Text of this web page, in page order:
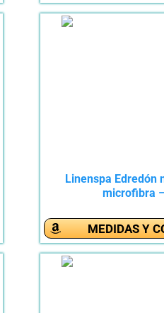
Linenspa Edredón
microfibra
MEDIDAS Y